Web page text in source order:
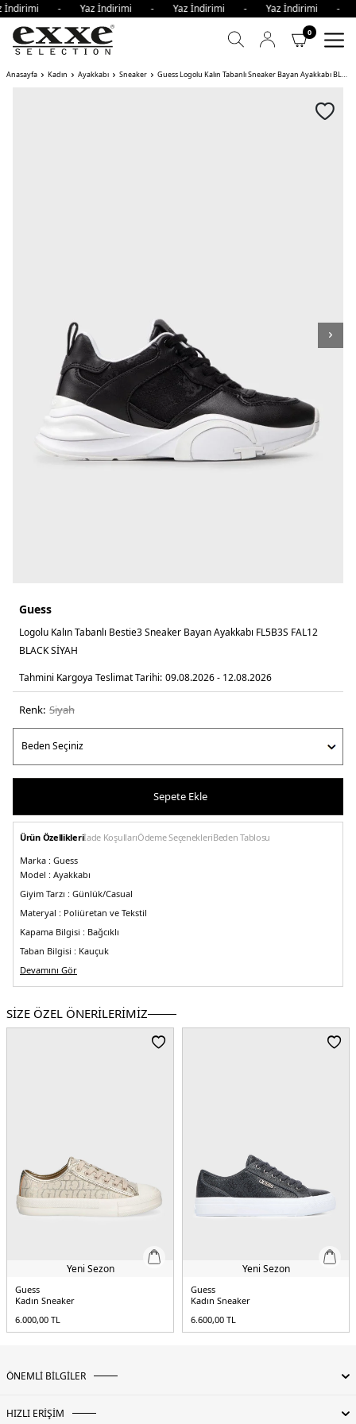
- Yaz İndirimi - Yaz İndirimi - Yaz
0
Anasayfa Kadın Ayakkabı Sneaker Guess Logolu Kalın Tabanlı Sneaker Bayan Ayakkabı BLACK
Guess
Logolu Kalın Tabanlı Bestie3 Sneaker Bayan Ayakkabı FL5B3S FAL12
BLACK SİYAH
Tahmini Kargoya Teslimat Tarihi: 09.08.2026 - 12.08.2026
Renk: si̇yah
Sepete Ekle
Ürün Özellikleriİade KoşullarıÖdeme SeçenekleriBeden Tablosu
Marka : Guess
Model : Ayakkabı
Giyim Tarzı : Günlük/Casual
Materyal : Poliüretan ve Tekstil
Kapama Bilgisi : Bağcıklı
Taban Bilgisi : Kauçuk
Taban Kalınlığı :
Toplam Yükseklik :11,5 cm
Detay :
-Marka logosu
Devamını Gör
SİZE ÖZEL ÖNERİLERİMİZ
Yeni Sezon
Guess
Kadın Sneaker
6.000,00 TL
Yeni Sezon
Guess
Kadın Sneaker
6.600,00 TL
ÖNEMLİ BİLGİLER
HIZLI ERİŞİM